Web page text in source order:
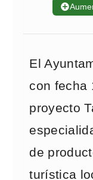
➕
El
con fecha
proyecto
de
turística